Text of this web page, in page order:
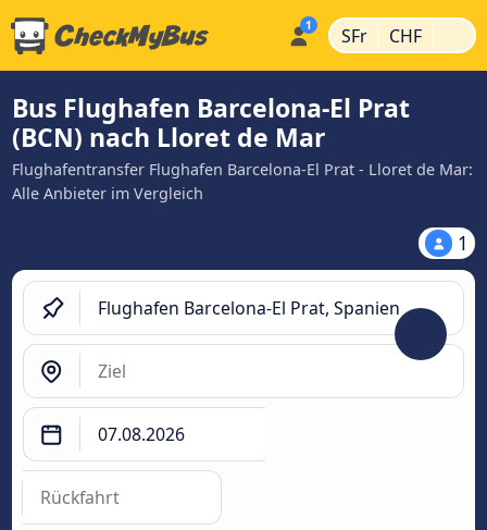
SFr | CHF |
Bus Flughafen Barcelona-El Prat
(BCN) nach Lloret de Mar
Flughafentransfer Flughafen Barcelona-El Prat - Lloret de Mar:
Alle Anbieter im Vergleich
1